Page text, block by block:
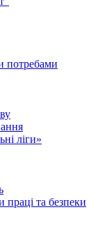
потребами
ліги»
праці та безпеки